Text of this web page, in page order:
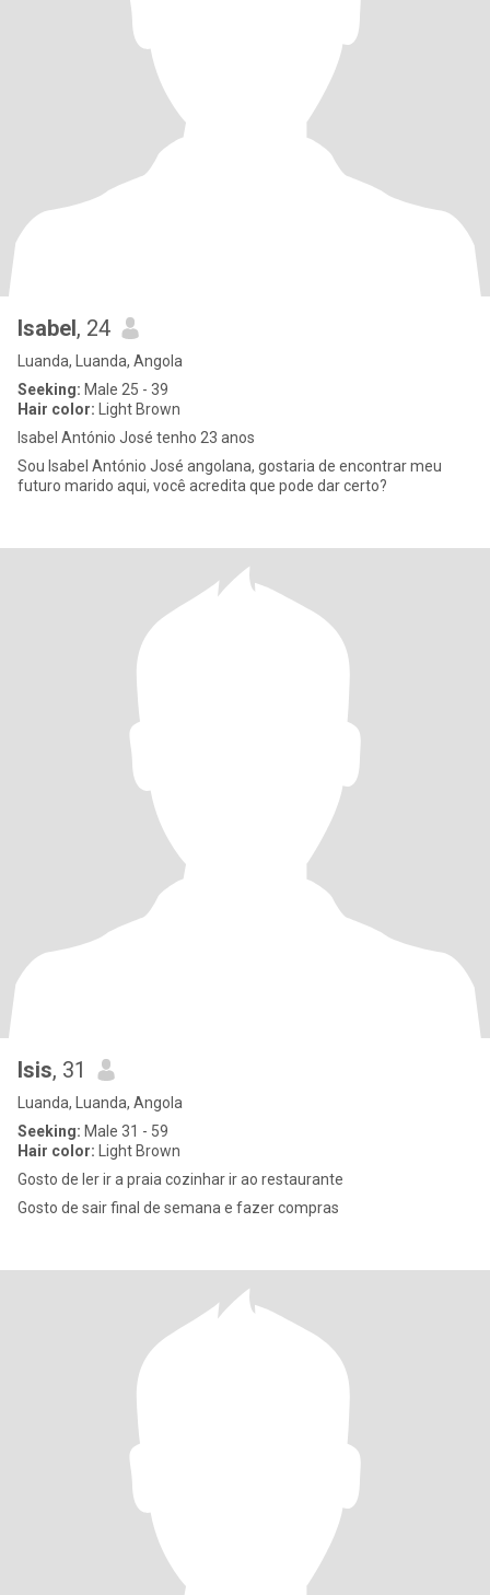
Isabel, 24
Luanda, Luanda, Angola
Seeking: Male 25 - 39
Hair color: Light Brown
Isabel António José tenho 23 anos
Sou Isabel António José angolana, gostaria de encontrar meu
futuro marido aqui, você acredita que pode dar certo?
Isis, 31
Luanda, Luanda, Angola
Seeking: Male 31 - 59
Hair color: Light Brown
Gosto de ler ir a praia cozinhar ir ao restaurante
Gosto de sair final de semana e fazer compras